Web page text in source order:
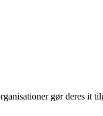
gør deres it